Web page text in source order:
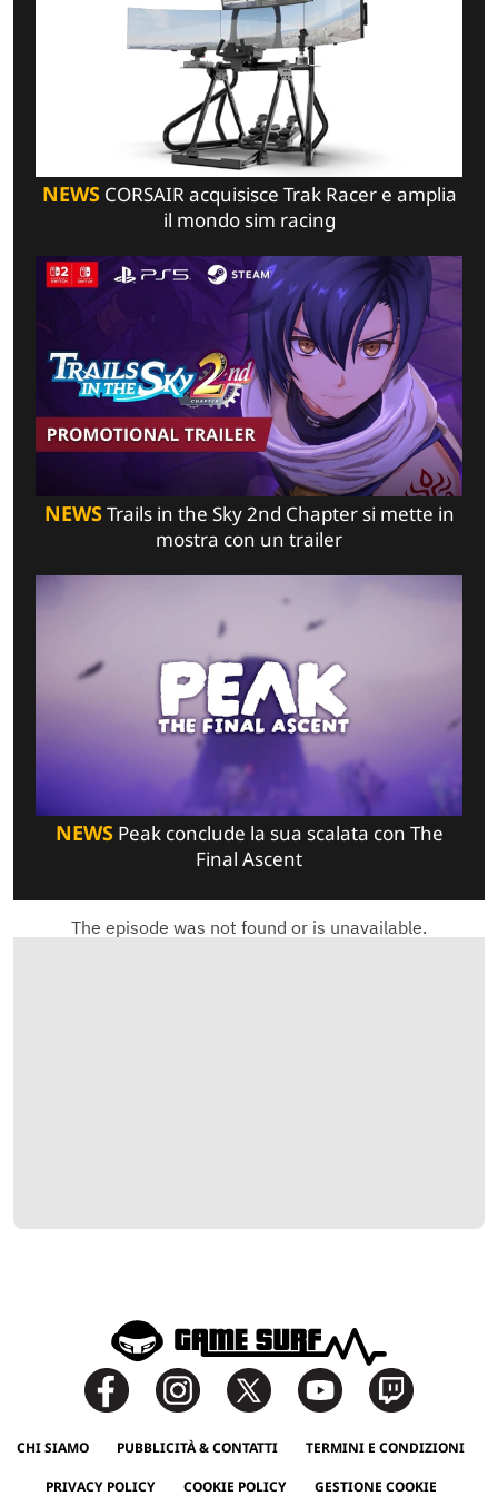
NEWSCORSAIR acquisisce Trak Racer e amplia
il mondo sim racing
NEWSTrails in the Sky 2nd Chapter si mette in
mostra con un trailer
NEWSPeak conclude la sua scalata con The
Final Ascent
CHI SIAMO PUBBLICITÀ & CONTATTI TERMINI E CONDIZIONI
PRIVACY POLICY COOKIE POLICY GESTIONE COOKIE